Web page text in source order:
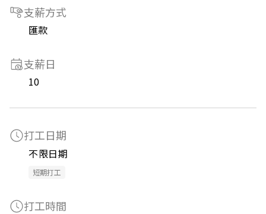
支薪方式
匯款
支薪日
10
打工日期
不限日期
短期打工
打工時間